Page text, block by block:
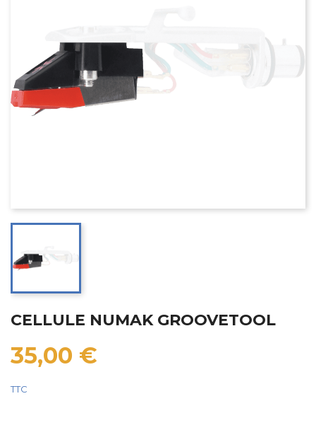
CELLULE NUMAK GROOVETOOL
35,00 €
TTC